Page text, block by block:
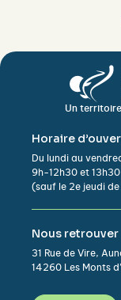
Un
Horaire
Du lundi au
9h-12h30 et
(sauf le 2e jeudi
Nous retrouver
31 Rue de Vire,
14260 Les Monts